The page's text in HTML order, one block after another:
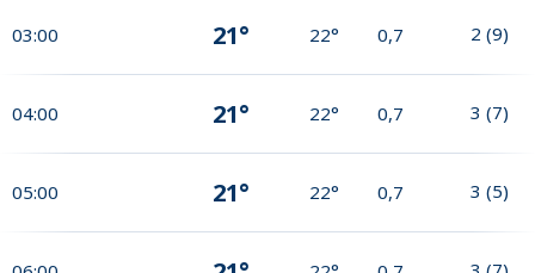
03:00 21° 22° 0,7 2 (9)
04:00 21° 22° 0,7 3 (7)
05:00 21° 22° 0,7 3 (5)